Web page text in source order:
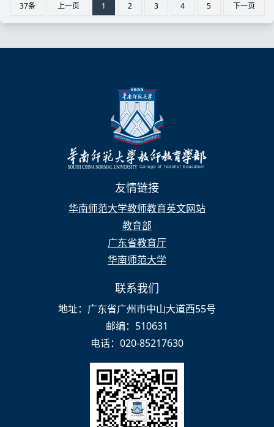
37条 上一页 1 2 3 4 5 下一页
友情链接
华南师范大学教师教育英文网站
教育部
广东省教育厅
华南师范大学
联系我们
地址：广东省广州市中山大道西55号
邮编：510631
电话：020-85217630